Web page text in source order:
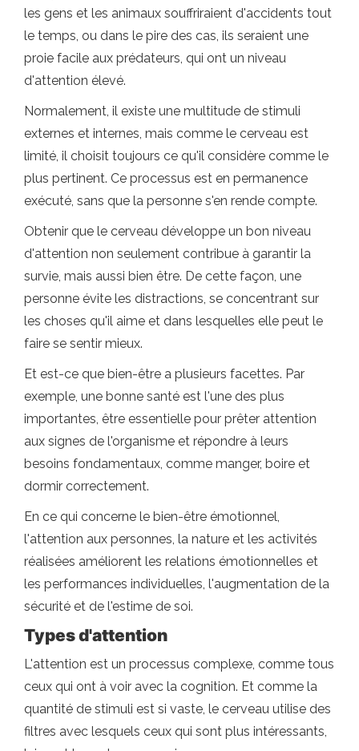
les gens et les animaux souffriraient d'accidents tout
le temps, ou dans le pire des cas, ils seraient une
proie facile aux prédateurs, qui ont un niveau
d'attention élevé.
Normalement, il existe une multitude de stimuli
externes et internes, mais comme le cerveau est
limité, il choisit toujours ce qu'il considère comme le
plus pertinent. Ce processus est en permanence
exécuté, sans que la personne s'en rende compte.
Obtenir que le cerveau développe un bon niveau
d'attention non seulement contribue à garantir la
survie, mais aussi bien être. De cette façon, une
personne évite les distractions, se concentrant sur
les choses qu'il aime et dans lesquelles elle peut le
faire se sentir mieux.
Et est-ce que bien-être a plusieurs facettes. Par
exemple, une bonne santé est l'une des plus
importantes, être essentielle pour prêter attention
aux signes de l'organisme et répondre à leurs
besoins fondamentaux, comme manger, boire et
dormir correctement.
En ce qui concerne le bien-être émotionnel,
l'attention aux personnes, la nature et les activités
réalisées améliorent les relations émotionnelles et
les performances individuelles, l'augmentation de la
sécurité et de l'estime de soi.
Types d'attention
L'attention est un processus complexe, comme tous
ceux qui ont à voir avec la cognition. Et comme la
quantité de stimuli est si vaste, le cerveau utilise des
filtres avec lesquels ceux qui sont plus intéressants,